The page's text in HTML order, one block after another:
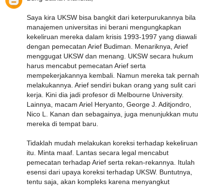
Saya kira UKSW bisa bangkit dari keterpurukannya bila
manajemen universitas ini berani mengungkapkan
kekeliruan mereka dalam krisis 1993-1997 yang diawali
dengan pemecatan Arief Budiman. Menariknya, Arief
menggugat UKSW dan menang. UKSW secara hukum
harus mencabut pemecatan Arief serta
mempekerjakannya kembali. Namun mereka tak pernah
melakukannya. Arief sendiri bukan orang yang sulit cari
kerja. Kini dia jadi profesor di Melbourne University.
Lainnya, macam Ariel Heryanto, George J. Aditjondro,
Nico L. Kanan dan sebagainya, juga menunjukkan mutu
mereka di tempat baru.
Tidaklah mudah melakukan koreksi terhadap kekeliruan
itu. Minta maaf. Lantas secara legal mencabut
pemecatan terhadap Arief serta rekan-rekannya. Itulah
esensi dari upaya koreksi terhadap UKSW. Buntutnya,
tentu saja, akan kompleks karena menyangkut